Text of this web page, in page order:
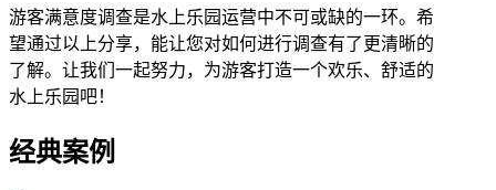
游客满意度调查是水上乐园运营中不可或缺的一环。希
望通过以上分享，能让您对如何进行调查有了更清晰的
了解。让我们一起努力，为游客打造一个欢乐、舒适的
水上乐园吧！
经典案例